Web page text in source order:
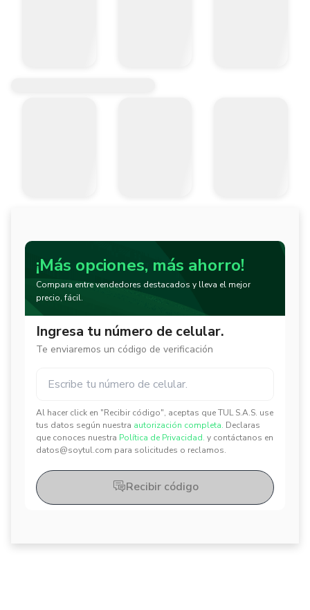
¡Más opciones, más ahorro!
Compara entre vendedores destacados y lleva el mejor
precio, fácil.
Ingresa tu número de celular.
Te enviaremos un código de verificación
Al hacer click en "Recibir código", aceptas que TUL S.A.S. use
tus datos según nuestra autorización completa. Declaras
que conoces nuestra Política de Privacidad. y contáctanos en
datos@soytul.com para solicitudes o reclamos.
✕
✕
Recibir código